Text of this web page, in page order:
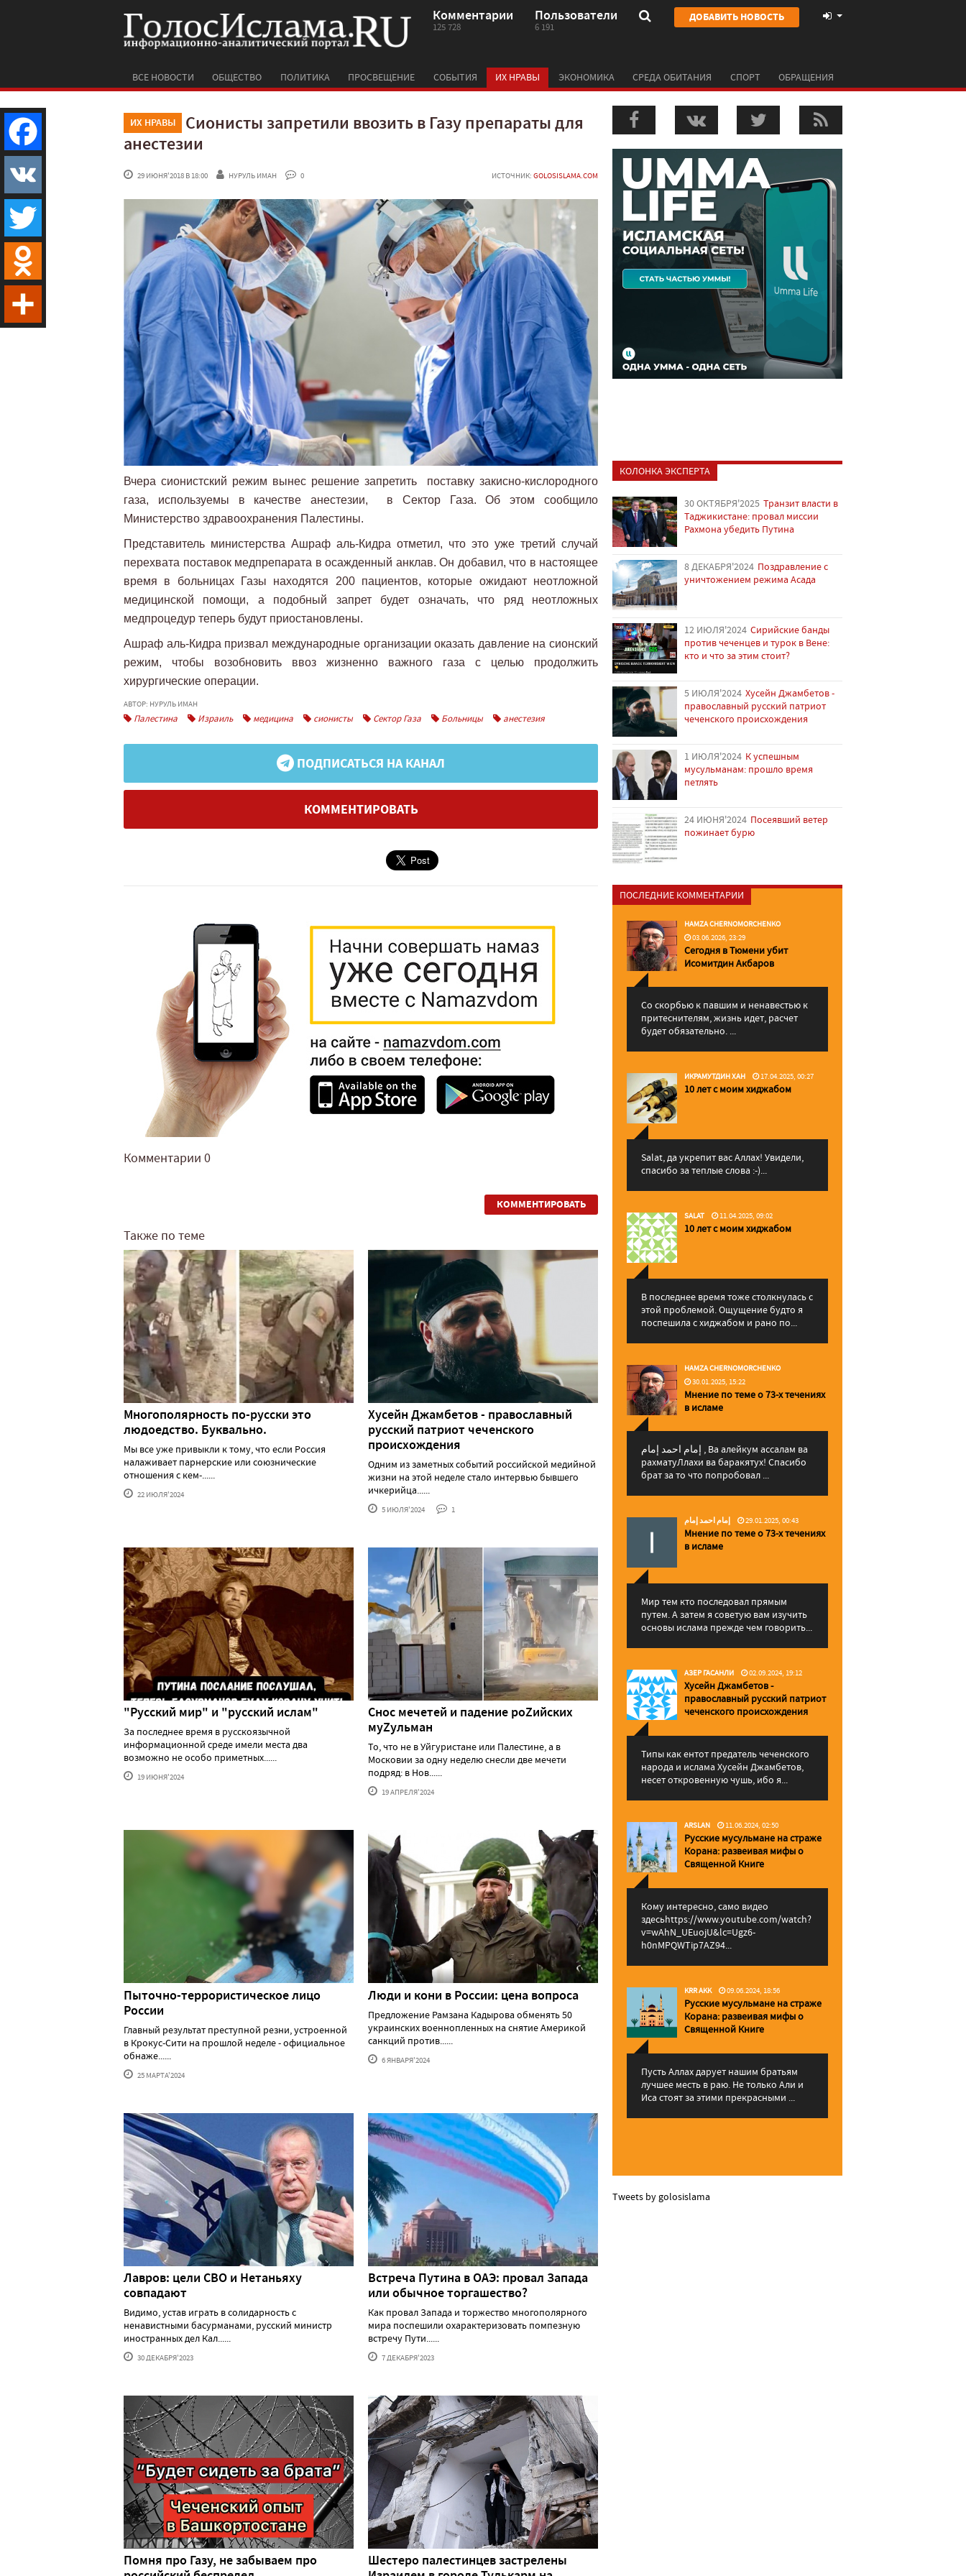
Комментарии
125 728
Пользователи
6 191
ДОБАВИТЬ НОВОСТЬ
ВСЕ НОВОСТИ ОБЩЕСТВО ПОЛИТИКА ПРОСВЕЩЕНИЕ СОБЫТИЯ ИХ НРАВЫ ЭКОНОМИКА СРЕДА ОБИТАНИЯ СПОРТ ОБРАЩЕНИЯ
ИХ НРАВЫ
Сионисты запретили ввозить в Газу препараты для
анестезии
29 ИЮНЯ'2018 В 18:00 НУРУЛЬ ИМАН 0 ИСТОЧНИК: GOLOSISLAMA.COM
Вчера сионистский режим вынес решение запретить поставку закисно-кислородного
газа, используемы в качестве анестезии, в Сектор Газа. Об этом сообщило
Министерство здравоохранения Палестины.
Представитель министерства Ашраф аль-Кидра отметил, что это уже третий случай
перехвата поставок медпрепарата в осажденный анклав. Он добавил, что в настоящее
время в больницах Газы находятся 200 пациентов, которые ожидают неотложной
медицинской помощи, а подобный запрет будет означать, что ряд неотложных
медпроцедур теперь будут приостановлены.
Ашраф аль-Кидра призвал международные организации оказать давление на сионский
режим, чтобы возобновить ввоз жизненно важного газа с целью продолжить
хирургические операции.
АВТОР: НУРУЛЬ ИМАН
Палестина Израиль медицина сионисты Сектор Газа Больницы анестезия
ПОДПИСАТЬСЯ НА КАНАЛ
КОММЕНТИРОВАТЬ
Комментарии 0
КОММЕНТИРОВАТЬ
Также по теме
Многополярность по-русски это
людоедство. Буквально.
Мы все уже привыкли к тому, что если Россия
налаживает парнерские или союзнические
отношения с кем-......
22 ИЮЛЯ'2024
Хусейн Джамбетов - православный
русский патриот чеченского
происхождения
Одним из заметных событий российской медийной
жизни на этой неделе стало интервью бывшего
ичкерийца......
5 ИЮЛЯ'2024 1
"Русский мир" и "русский ислам"
За последнее время в русскоязычной
информационной среде имели места два
возможно не особо приметных......
19 ИЮНЯ'2024
Снос мечетей и падение роZийских
муZульман
То, что не в Уйгуристане или Палестине, а в
Московии за одну неделю снесли две мечети
подряд: в Нов......
19 АПРЕЛЯ'2024
Пыточно-террористическое лицо
России
Главный результат преступной резни, устроенной
в Крокус-Сити на прошлой неделе - официальное
обнаже......
25 МАРТА'2024
Люди и кони в России: цена вопроса
Предложение Рамзана Кадырова обменять 50
украинских военнопленных на снятие Америкой
санкций против......
6 ЯНВАРЯ'2024
Лавров: цели СВО и Нетаньяху
совпадают
Видимо, устав играть в солидарность с
ненавистными басурманами, русский министр
иностранных дел Кал......
30 ДЕКАБРЯ'2023
Встреча Путина в ОАЭ: провал Запада
или обычное торгашество?
Как провал Запада и торжество многополярного
мира поспешили охарактеризовать помпезную
встречу Пути......
7 ДЕКАБРЯ'2023
Помня про Газу, не забываем про
Шестеро палестинцев застрелены
КОЛОНКА ЭКСПЕРТА
30 ОКТЯБРЯ'2025 Транзит власти в
Таджикистане: провал миссии
Рахмона убедить Путина
8 ДЕКАБРЯ'2024 Поздравление с
уничтожением режима Асада
12 ИЮЛЯ'2024 Сирийские банды
против чеченцев и турок в Вене:
кто и что за этим стоит?
5 ИЮЛЯ'2024 Хусейн Джамбетов -
православный русский патриот
чеченского происхождения
1 ИЮЛЯ'2024 К успешным
мусульманам: прошло время
петлять
24 ИЮНЯ'2024 Посеявший ветер
пожинает бурю
ПОСЛЕДНИЕ КОММЕНТАРИИ
HAMZA CHERNOMORCHENKO
03.06.2026, 23:29
Сегодня в Тюмени убит
Исомитдин Акбаров
Со скорбью к павшим и ненавестью к
притеснителям, жизнь идет, расчет
будет обязательно. ...
ИКРАМУТДИН ХАН 17.04.2025, 00:27
10 лет с моим хиджабом
Salat, да укрепит вас Аллаx! Увидели,
спасибо за теплые слова :-)...
SALAT 11.04.2025, 09:02
10 лет с моим хиджабом
В последнее время тоже столкнулась с
этой проблемой. Ощущение будто я
поспешила с хиджабом и рано по...
HAMZA CHERNOMORCHENKO
30.01.2025, 15:22
Мнение по теме о 73-х течениях
в исламе
إمام احمد إمام , Ва алейкум ассалам ва
рахматуЛлахи ва баракятух! Спасибо
брат за то что попробовал ...
إمام احمد إمام 29.01.2025, 00:43
Мнение по теме о 73-х течениях
в исламе
Мир тем кто последовал прямым
путем. А затем я советую вам изучить
основы ислама прежде чем говорить...
АЗЕР ГАСАНЛИ 02.09.2024, 19:12
Хусейн Джамбетов -
православный русский патриот
чеченского происхождения
Типы как ентот предатель чеченского
народа и ислама Хусейн Джамбетов,
несет откровенную чушь, ибо я...
ARSLAN 11.06.2024, 02:50
Русские мусульмане на страже
Корана: pазвеивая мифы о
Священной Книге
Кому интересно, само видео
здесьhttps://www.youtube.com/watch?
v=wAhN_UEuojU&lc=Ugz6-
h0nMPQWTip7AZ94...
KRR AKK 09.06.2024, 18:56
Русские мусульмане на страже
Корана: pазвеивая мифы о
Священной Книге
Пусть Аллах дарует нашим братьям
лучшее месть в раю. Не только Али и
Иса стоят за этими прекрасными ...
Tweets by golosislama
Facebook
VK
Twitter
Odnoklassniki